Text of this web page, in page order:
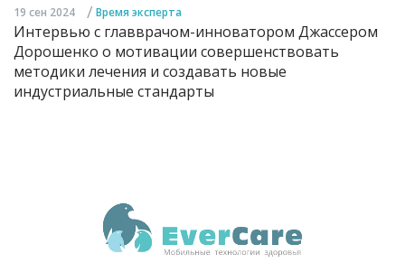
19 сен 2024 / Время эксперта
Интервью с главврачом-инноватором Джассером
Дорошенко о мотивации совершенствовать
методики лечения и создавать новые
индустриальные стандарты